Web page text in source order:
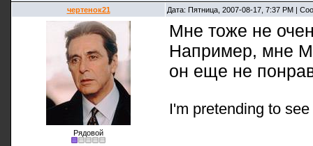
чертенок21 Дата: Пятница, 2007-08-17, 7:37 PM |
Рядовой
Мне тоже не
Например, мне
он еще не
I'm pretending to